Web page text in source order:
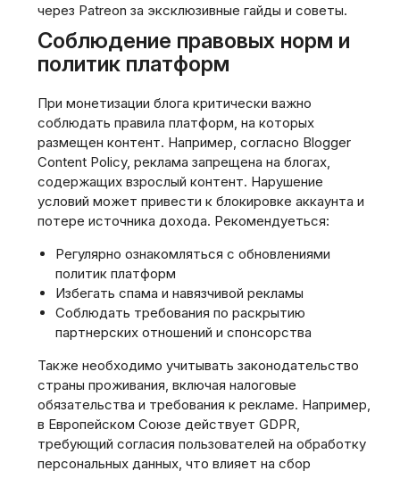
через Patreon за эксклюзивные гайды и советы.
Соблюдение правовых норм и
политик платформ
При монетизации блога критически важно
соблюдать правила платформ, на которых
размещен контент. Например, согласно Blogger
Content Policy, реклама запрещена на блогах,
содержащих взрослый контент. Нарушение
условий может привести к блокировке аккаунта и
потере источника дохода. Рекомендуеться:
Регулярно ознакомляться с обновлениями
политик платформ
Избегать спама и навязчивой рекламы
Соблюдать требования по раскрытию
партнерских отношений и спонсорства
Также необходимо учитывать законодательство
страны проживания, включая налоговые
обязательства и требования к рекламе. Например,
в Европейском Союзе действует GDPR,
требующий согласия пользователей на обработку
персональных данных, что влияет на сбор